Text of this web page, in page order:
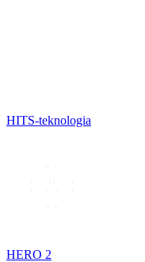
HITS-teknologia
HERO 2